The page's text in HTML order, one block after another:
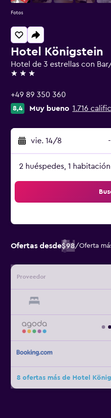
Hotel Königstein
Hotel de 3 estrellas con
3 estrellas
+49 89 350 360
8,4 Muy bueno 1.716
vie. 14/8 -
2 huéspedes, 1 habitación
Ofertas desde$98/Oferta
Proveedor
8 ofertas más de Hotel
Fotos